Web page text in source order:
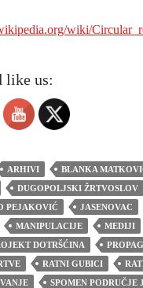
wiki/
like us:
ARHIVI
BLANKA
DUGOPOLJSKI ŽRTVOSLOV
PEJAKOVIĆ JASENOVAC
MANIPULACIJE
MEDIJI
DOTRŠĆINA
RATNI GUBICI
SPOMEN PODRUČJE